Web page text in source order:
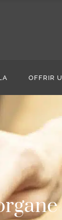
OFFRIR